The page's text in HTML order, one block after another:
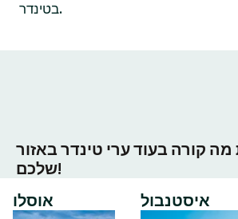
בטינדר.
מה קורה בעוד ערי טינדר באזור
שלכם!
אוסלו
איסטנבול